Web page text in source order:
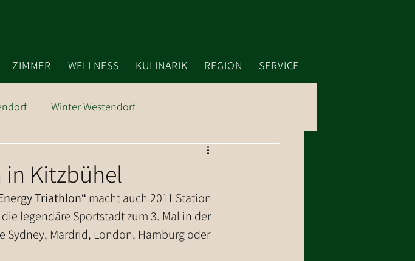
ZIMMER WELLNESS KULINARIK REGION SERVICE
Winter Westendorf
Kitzbühel
Triathlon“ macht auch 2011 Station
legendäre Sportstadt zum 3. Mal in der
Sydney, Mardrid, London, Hamburg oder